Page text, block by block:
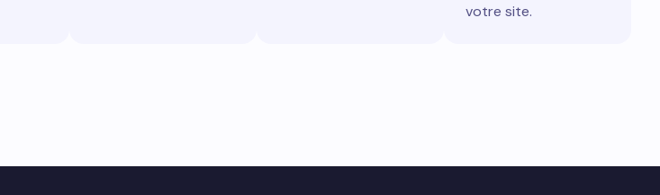
votre site.